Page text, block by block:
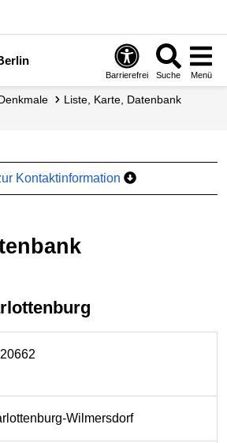
Barrierefrei Suche Menü
Denkmale
Liste, Karte, Datenbank
Kontaktinformation
Wilmersdorf